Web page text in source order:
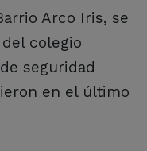
Arco Iris, se
colegio
seguridad
en el último